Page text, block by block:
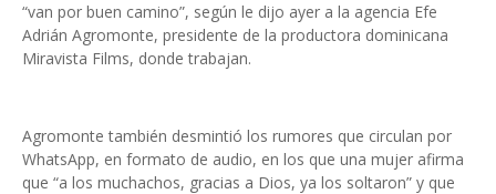
“van por buen camino”, según le dijo ayer a la agencia Efe
Adrián Agromonte, presi­dente de la productora domi­nicana
Miravista Films, don­de trabajan.
Agromonte también des­mintió los rumores que cir­culan por
WhatsApp, en formato de audio, en los que una mujer afirma
que “a los muchachos, gracias a Dios, ya los soltaron” y que